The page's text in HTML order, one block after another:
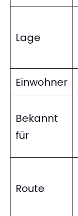
Lage
Einwohner
Bekannt
für
Route